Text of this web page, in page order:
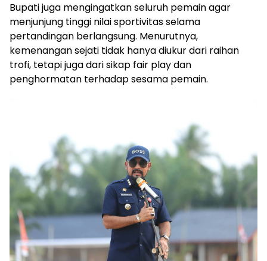
Bupati juga mengingatkan seluruh pemain agar
menjunjung tinggi nilai sportivitas selama
pertandingan berlangsung. Menurutnya,
kemenangan sejati tidak hanya diukur dari raihan
trofi, tetapi juga dari sikap fair play dan
penghormatan terhadap sesama pemain.